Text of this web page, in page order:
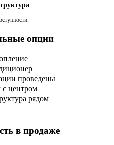
опции
проведены
с центром
рядом
в продаже